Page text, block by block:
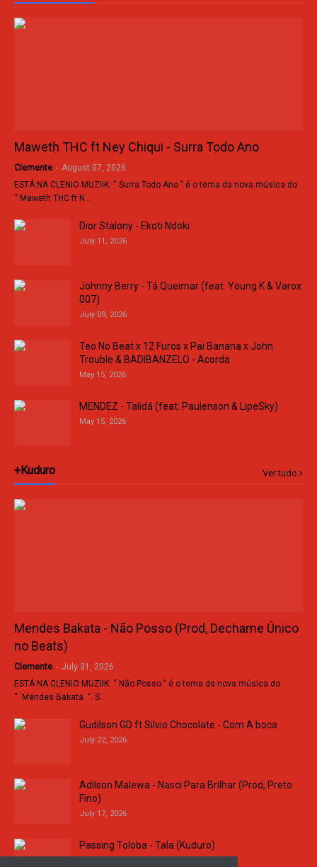
Maweth THC ft Ney Chiqui - Surra Todo Ano
Clemente - August 07, 2026
ESTÁ NA CLENIO MUZIIK: “ Surra Todo Ano ” é o tema da nova música do
“ Maweth THC ft N…
Dior Stalony - Ekoti Ndoki
July 11, 2026
Johnny Berry - Tá Queimar (feat. Young K & Varox
007)
July 09, 2026
Teo No Beat x 12 Furos x Pai Banana x John
Trouble & BADIBANZELO - Acorda
May 15, 2026
MENDEZ - Talidá (feat. Paulenson & LipeSky)
May 15, 2026
+Kuduro Ver tudo
Mendes Bakata - Não Posso (Prod, Dechame Único
no Beats)
Clemente - July 31, 2026
ESTÁ NA CLENIO MUZIIK: “ Não Posso ” é o tema da nova música do
“ Mendes Bakata ”. S…
Gudilson GD ft Silvio Chocolate - Com A boca
July 22, 2026
Adilson Malewa - Nasci Para Brilhar (Prod, Preto
Fino)
July 17, 2026
Passing Toloba - Tala (Kuduro)